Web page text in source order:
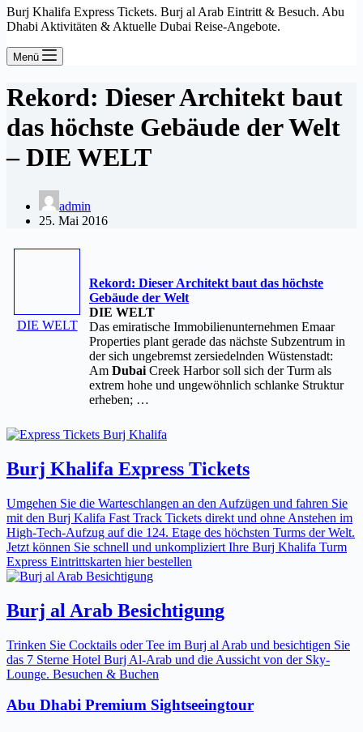
Burj Khalifa Express Tickets. Burj al Arab Eintritt & Besuch. Abu
Dhabi Aktivitäten & Aktuelle Dubai Reise-Angebote.
Menü
Rekord: Dieser Architekt baut
das höchste Gebäude der Welt
– DIE WELT
admin
25. Mai 2016
DIE WELT
Rekord: Dieser Architekt baut das höchste
Gebäude der Welt
DIE WELT
Das emiratische Immobilienunternehmen Emaar
Properties plant gerade das nächste Subzentrum in
der sich ungebremst zersiedelnden Wüstenstadt:
Am Dubai Creek Harbor soll sich der Turm als
extrem hohe und ungewöhnlich schlanke Struktur
erheben; …
Burj Khalifa Express Tickets
Umgehen Sie die Warteschlangen an den Aufzügen und fahren Sie
mit den Burj Kalifa Fast Track Tickets direkt und ohne Anstehen im
High-Tech-Aufzug auf die 124. Etage des höchsten Turms der Welt.
Jetzt können Sie schnell und unkompliziert Ihre Burj Khalifa Turm
Express Eintrittskarten hier bestellen
Burj al Arab Besichtigung
Trinken Sie Cocktails oder Tee im Burj al Arab und besichtigen Sie
das 7 Sterne Hotel Burj Al-Arab und die Aussicht von der Sky-
Lounge. Besuchen & Buchen
Abu Dhabi Premium Sightseeingtour